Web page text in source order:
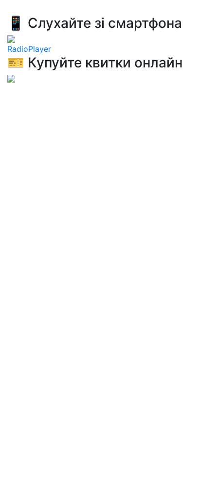
📱 Слухайте зі смартфона
RadioPlayer
🎫 Купуйте квитки онлайн